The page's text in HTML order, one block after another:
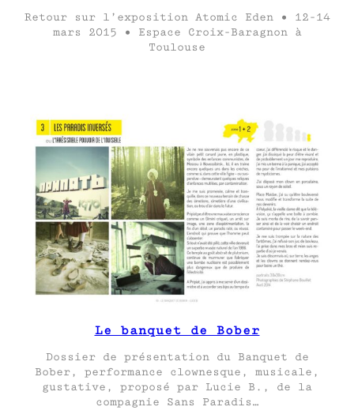
Retour sur l’exposition Atomic Eden • 12-14
mars 2015 • Espace Croix-Baragnon à
Toulouse
Le banquet de Bober
Dossier de présentation du Banquet de
Bober, performance clownesque, musicale,
gustative, proposé par Lucie B., de la
compagnie Sans Paradis…